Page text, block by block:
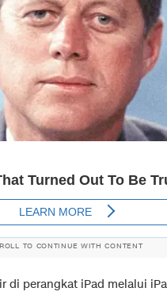
TO CONTINUE WITH CONTENT
perangkat iPad melalui